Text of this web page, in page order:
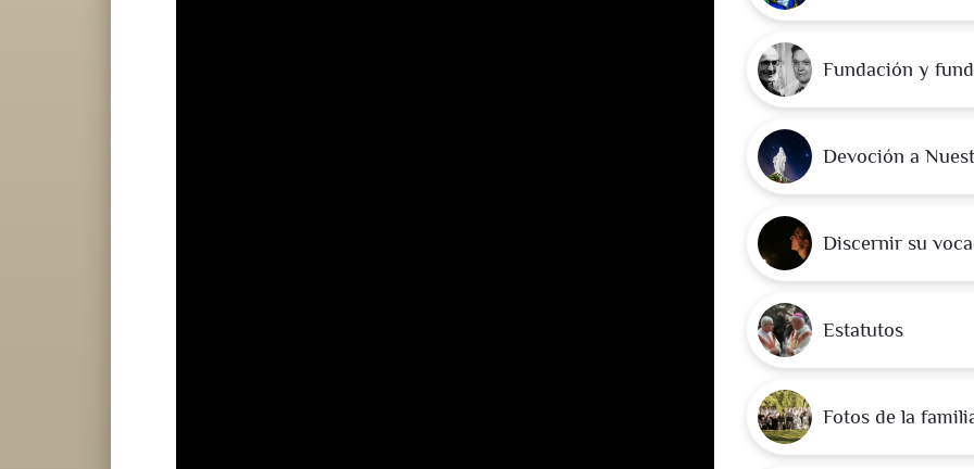
Fundación y
Devoción a
Discernir su
Estatutos
Fotos de la